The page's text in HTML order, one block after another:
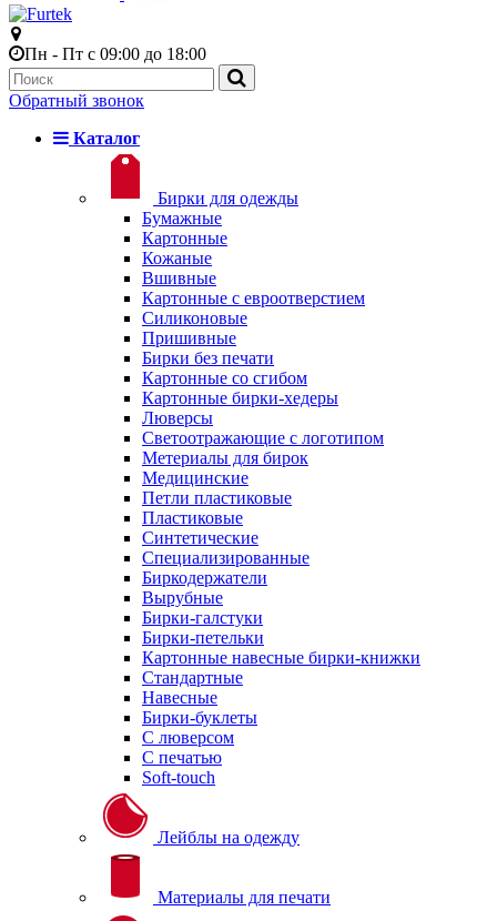
Пн - Пт с 09:00 до 18:00
Обратный звонок
Каталог
Бирки для одежды
Бумажные
Картонные
Кожаные
Вшивные
Картонные с евроотверстием
Силиконовые
Пришивные
Бирки без печати
Картонные со сгибом
Картонные бирки-хедеры
Люверсы
Светоотражающие с логотипом
Метериалы для бирок
Медицинские
Петли пластиковые
Пластиковые
Синтетические
Специализированные
Биркодержатели
Вырубные
Бирки-галстуки
Бирки-петельки
Картонные навесные бирки-книжки
Стандартные
Навесные
Бирки-буклеты
С люверсом
С печатью
Soft-touch
Лейблы на одежду
Материалы для печати